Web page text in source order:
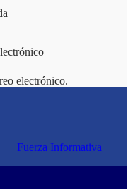
electrónico.
Fuerza Informativa